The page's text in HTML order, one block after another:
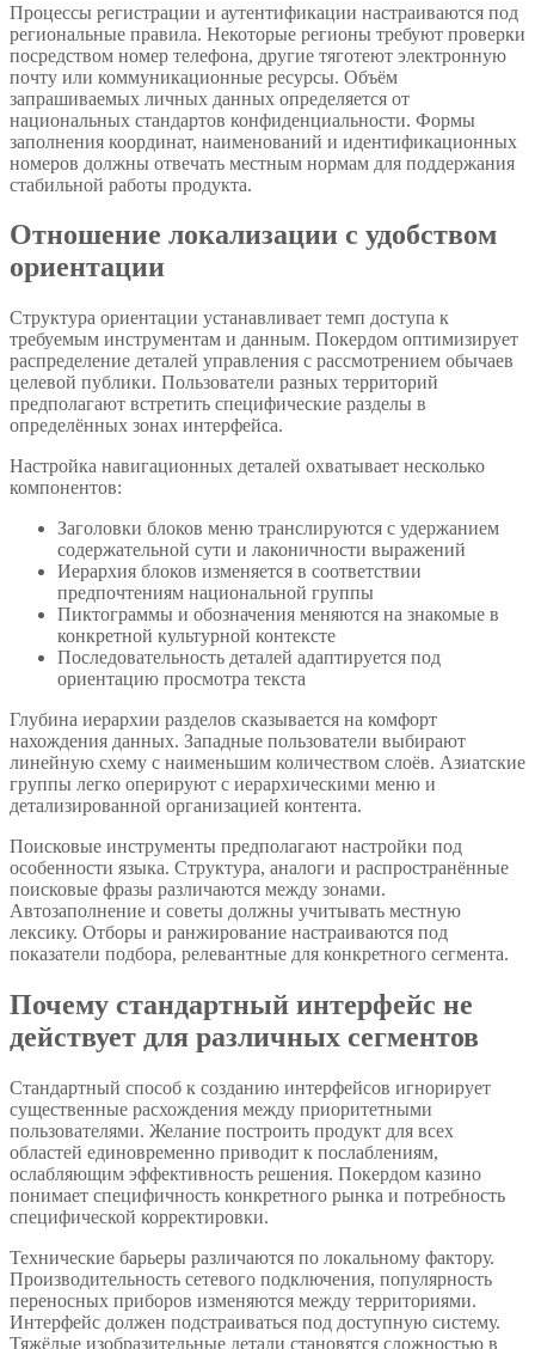
Процессы регистрации и аутентификации настраиваются под
региональные правила. Некоторые регионы требуют проверки
посредством номер телефона, другие тяготеют электронную
почту или коммуникационные ресурсы. Объём
запрашиваемых личных данных определяется от
национальных стандартов конфиденциальности. Формы
заполнения координат, наименований и идентификационных
номеров должны отвечать местным нормам для поддержания
стабильной работы продукта.
Отношение локализации с удобством
ориентации
Структура ориентации устанавливает темп доступа к
требуемым инструментам и данным. Покердом оптимизирует
распределение деталей управления с рассмотрением обычаев
целевой публики. Пользователи разных территорий
предполагают встретить специфические разделы в
определённых зонах интерфейса.
Настройка навигационных деталей охватывает несколько
компонентов:
Заголовки блоков меню транслируются с удержанием
содержательной сути и лаконичности выражений
Иерархия блоков изменяется в соответствии
предпочтениям национальной группы
Пиктограммы и обозначения меняются на знакомые в
конкретной культурной контексте
Последовательность деталей адаптируется под
ориентацию просмотра текста
Глубина иерархии разделов сказывается на комфорт
нахождения данных. Западные пользователи выбирают
линейную схему с наименьшим количеством слоёв. Азиатские
группы легко оперируют с иерархическими меню и
детализированной организацией контента.
Поисковые инструменты предполагают настройки под
особенности языка. Структура, аналоги и распространённые
поисковые фразы различаются между зонами.
Автозаполнение и советы должны учитывать местную
лексику. Отборы и ранжирование настраиваются под
показатели подбора, релевантные для конкретного сегмента.
Почему стандартный интерфейс не
действует для различных сегментов
Стандартный способ к созданию интерфейсов игнорирует
существенные расхождения между приоритетными
пользователями. Желание построить продукт для всех
областей единовременно приводит к послаблениям,
ослабляющим эффективность решения. Покердом казино
понимает специфичность конкретного рынка и потребность
специфической корректировки.
Технические барьеры различаются по локальному фактору.
Производительность сетевого подключения, популярность
переносных приборов изменяются между территориями.
Интерфейс должен подстраиваться под доступную систему.
Тяжёлые изобразительные детали становятся сложностью в